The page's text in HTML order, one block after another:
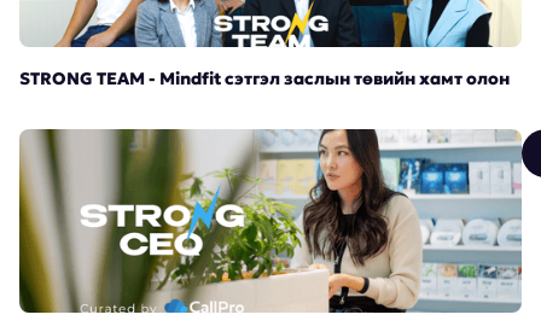
STRONG TEAM - Mindfit сэтгэл заслын төвийн хамт олон